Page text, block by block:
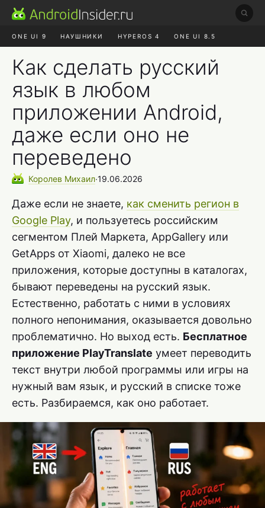
ONE UI 9 НАУШНИКИ HYPEROS 4 ONE UI 8.5
Как сделать русский
язык в любом
приложении Android,
даже если оно не
переведено
Королев Михаил∙19.06.2026
Даже если не знаете, как сменить регион в
Google Play, и пользуетесь российским
сегментом Плей Маркета, AppGallery или
GetApps от Xiaomi, далеко не все
приложения, которые доступны в каталогах,
бывают переведены на русский язык.
Естественно, работать с ними в условиях
полного непонимания, оказывается довольно
проблематично. Но выход есть. Бесплатное
приложение PlayTranslate умеет переводить
текст внутри любой программы или игры на
нужный вам язык, и русский в списке тоже
есть. Разбираемся, как оно работает.